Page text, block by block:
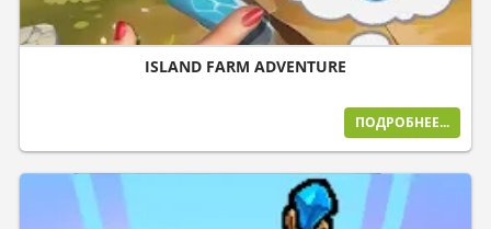
ISLAND FARM ADVENTURE
ПОДРОБНЕЕ...